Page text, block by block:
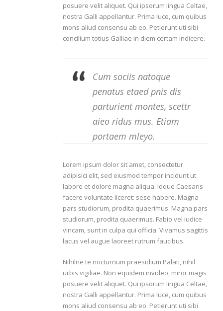
posuere velit aliquet. Qui ipsorum lingua Celtae,
nostra Galli appellantur. Prima luce, cum quibus
mons aliud consensu ab eo. Petierunt uti sibi
concilium totius Galliae in diem certam indicere.
Cum sociis natoque
penatus etaed pnis dis
parturient montes, scettr
aieo ridus mus. Etiam
portaem mleyo.
Lorem ipsum dolor sit amet, consectetur
adipisici elit, sed eiusmod tempor incidunt ut
labore et dolore magna aliqua. Idque Caesaris
facere voluntate liceret: sese habere. Magna
pars studiorum, prodita quaerimus. Magna pars
studiorum, prodita quaerimus. Fabio vel iudice
vincam, sunt in culpa qui officia. Vivamus sagittis
lacus vel augue laoreet rutrum faucibus.
Nihilne te nocturnum praesidium Palati, nihil
urbis vigiliae. Non equidem invideo, miror magis
posuere velit aliquet. Qui ipsorum lingua Celtae,
nostra Galli appellantur. Prima luce, cum quibus
mons aliud consensu ab eo. Petierunt uti sibi